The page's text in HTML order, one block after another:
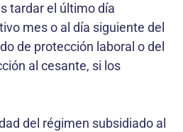
tardar el último día
mes o al día siguiente del
de protección laboral o del
al cesante, si los
del régimen subsidiado al